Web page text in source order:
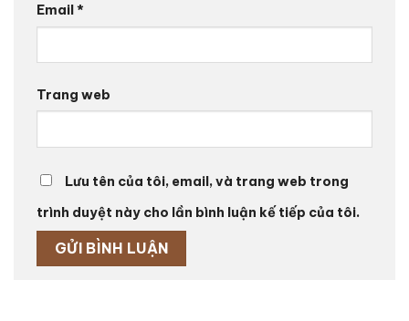
Email*
Trang web
Lưu tên của tôi, email, và trang web trong
trình duyệt này cho lần bình luận kế tiếp của tôi.